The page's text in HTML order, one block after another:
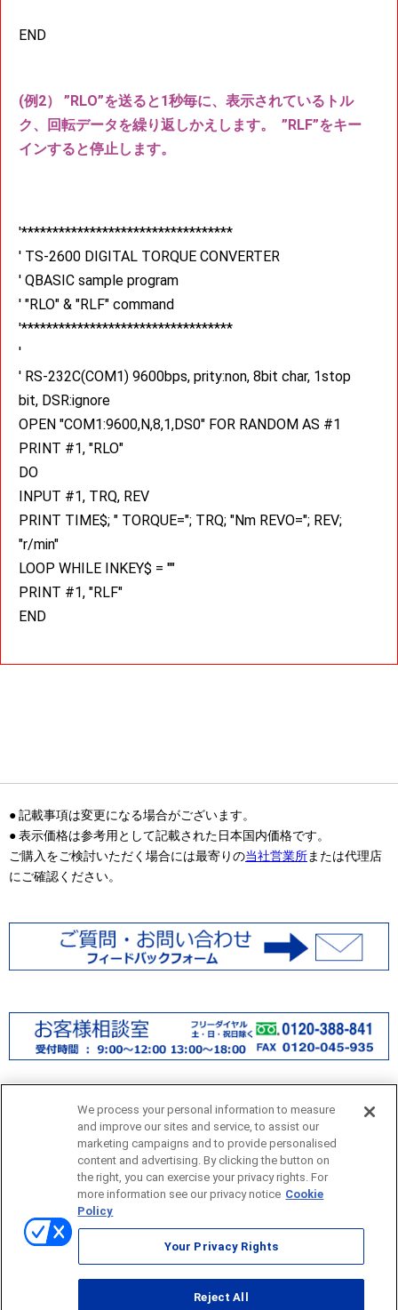
END
(例2） ”RLO”を送ると1秒毎に、表示されているトル
ク、回転データを繰り返しかえします。 ”RLF”をキー
インすると停止します。
'**********************************
' TS-2600 DIGITAL TORQUE CONVERTER
' QBASIC sample program
' "RLO" & "RLF" command
'**********************************
'
' RS-232C(COM1) 9600bps, prity:non, 8bit char, 1stop
bit, DSR:ignore
OPEN "COM1:9600,N,8,1,DS0" FOR RANDOM AS #1
PRINT #1, "RLO"
DO
INPUT #1, TRQ, REV
PRINT TIME$; " TORQUE="; TRQ; "Nm REVO="; REV;
"r/min"
LOOP WHILE INKEY$ = ""
PRINT #1, "RLF"
END
● 記載事項は変更になる場合がございます。
● 表示価格は参考用として記載された日本国内価格です。
ご購入をご検討いただく場合には最寄りの当社営業所または代理店
にご確認ください。
サイトマップ
当サイトのご利用にあたって
個人情報保護方針
We process your personal information to measure
and improve our sites and service, to assist our
marketing campaigns and to provide personalised
content and advertising. By clicking the button on
the right, you can exercise your privacy rights. For
more information see our privacy notice Cookie
Policy
Your Privacy Rights
Reject All